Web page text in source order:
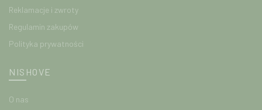
Reklamacje i zwroty
Regulamin zakupów
Polityka prywatności
NISHOVE
O nas